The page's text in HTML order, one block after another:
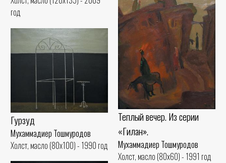
год
Теплый вечер. Из серии
«Гилан».
Мухаммадиер Тошмуродов
Холст, масло (80x60) - 1991 год
Гурзуд
Мухаммадиер Тошмуродов
Холст, масло (80x100) - 1990 год